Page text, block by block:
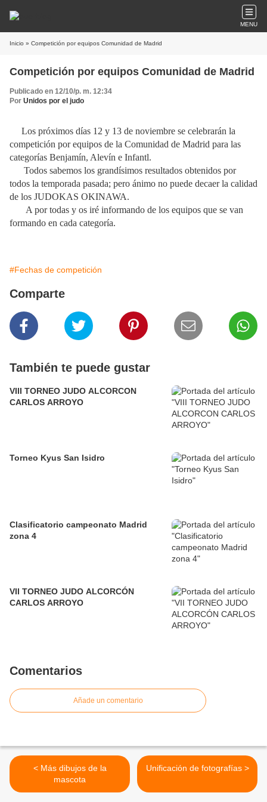
MENU
Inicio » Competición por equipos Comunidad de Madrid
Competición por equipos Comunidad de Madrid
Publicado en 12/10/p. m. 12:34
Por Unidos por el judo
Los próximos días 12 y 13 de noviembre se celebrarán la
competición por equipos de la Comunidad de Madrid para las
categorías Benjamín, Alevín e Infantl.
Todos sabemos los grandísimos resultados obtenidos por
todos la temporada pasada; pero ánimo no puede decaer la calidad
de los JUDOKAS OKINAWA.
A por todas y os iré informando de los equipos que se van
formando en cada categoría.
#Fechas de competición
Comparte
También te puede gustar
VIII TORNEO JUDO ALCORCON
CARLOS ARROYO
Torneo Kyus San Isidro
Clasificatorio campeonato Madrid
zona 4
VII TORNEO JUDO ALCORCÓN
CARLOS ARROYO
Comentarios
Añade un comentario
< Más dibujos de la
mascota
Unificación de fotografías >